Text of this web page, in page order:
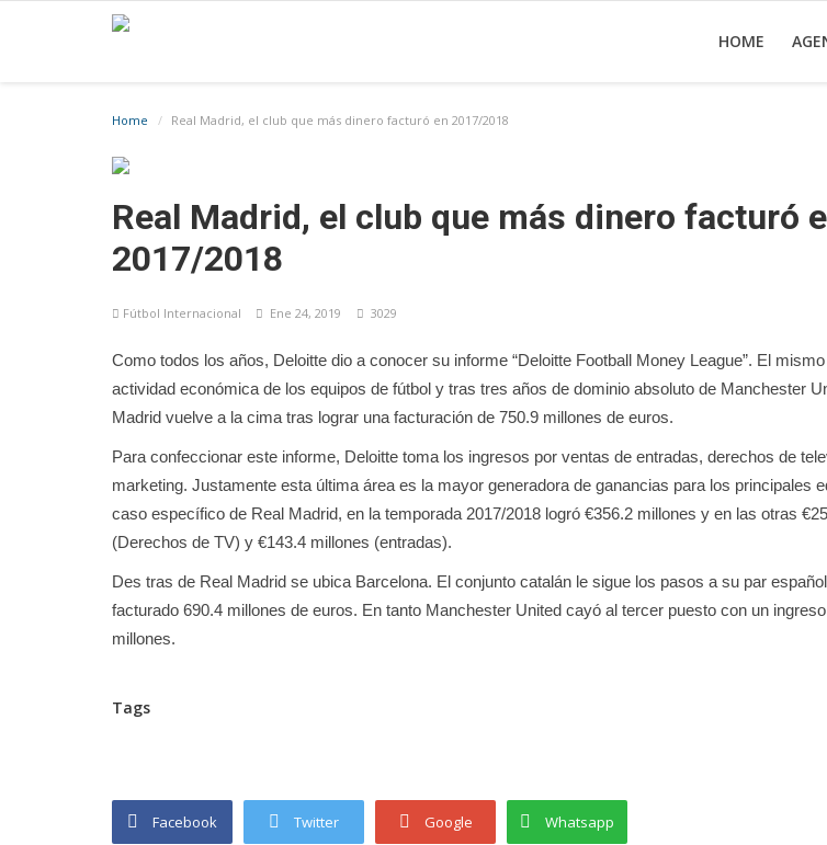
HOME
Home Real Madrid, el club que más dinero facturó en 2017/2018
Real Madrid, el club que más dinero facturó
2017/2018
Fútbol Internacional Ene 24, 2019 3029
Como todos los años, Deloitte dio a conocer su informe “Deloitte Football Money League”. El
actividad económica de los equipos de fútbol y tras tres años de dominio absoluto de Manchester
Madrid vuelve a la cima tras lograr una facturación de 750.9 millones de euros.
Para confeccionar este informe, Deloitte toma los ingresos por ventas de entradas, derechos de
marketing. Justamente esta última área es la mayor generadora de ganancias para los principales
caso específico de Real Madrid, en la temporada 2017/2018 logró €356.2 millones y en las otras
(Derechos de TV) y €143.4 millones (entradas).
Des tras de Real Madrid se ubica Barcelona. El conjunto catalán le sigue los pasos a su par
facturado 690.4 millones de euros. En tanto Manchester United cayó al tercer puesto con un
millones.
Tags
Facebook Twitter Google Whatsapp